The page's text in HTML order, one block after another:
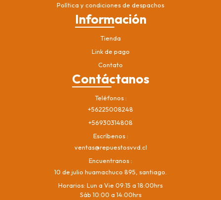
Política y condiciones de despachos
Información
Tienda
Link de pago
Contato
Contáctanos
Teléfonos
+56225008248
+56930314808
Escríbenos
ventas@repuestosvvd.cl
Encuentranos
10 de julio huamachuco 895, santiago.
Horarios: Lun a Vie 09:15 a 18:00hrs
Sáb 10:00 a 14:00hrs